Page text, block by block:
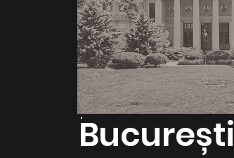
București